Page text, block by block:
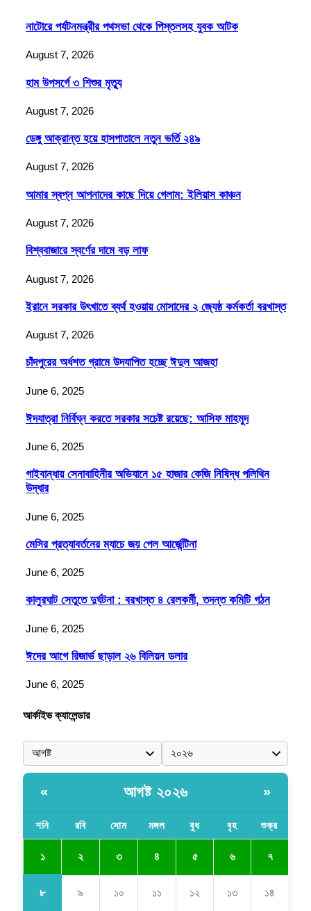
নাটোরে পর্যটনমন্ত্রীর পথসভা থেকে পিস্তলসহ যুবক আটক
August 7, 2026
হাম উপসর্গে ৩ শিশুর মৃত্যু
August 7, 2026
ডেঙ্গু আক্রান্ত হয়ে হাসপাতালে নতুন ভর্তি ২৪৯
August 7, 2026
আমার স্বপ্ন আপনাদের কাছে দিয়ে গেলাম: ইলিয়াস কাঞ্চন
August 7, 2026
বিশ্ববাজারে স্বর্ণের দামে বড় লাফ
August 7, 2026
ইরানে সরকার উৎখাতে ব্যর্থ হওয়ায় মোসাদের ২ জ্যেষ্ঠ কর্মকর্তা বরখাস্ত
August 7, 2026
চাঁদপুরের অর্ধশত গ্রামে উদযাপিত হচ্ছে ঈদুল আজহা
June 6, 2025
ঈদযাত্রা নির্বিঘ্ন করতে সরকার সচেষ্ট রয়েছে: আসিফ মাহমুদ
June 6, 2025
গাইবান্ধায় সেনাবাহিনীর অভিযানে ১৫ হাজার কেজি নিষিদ্ধ পলিথিন
উদ্ধার
June 6, 2025
মেসির প্রত্যাবর্তনের ম্যাচে জয় পেল আর্জেন্টিনা
June 6, 2025
কালুরঘাট সেতুতে দুর্ঘটনা : বরখাস্ত ৪ রেলকর্মী, তদন্ত কমিটি গঠন
June 6, 2025
ঈদের আগে রিজার্ভ ছাড়াল ২৬ বিলিয়ন ডলার
June 6, 2025
আর্কাইভ ক্যালেন্ডার
« আগষ্ট ২০২৬ »
শনি রবি সোম মঙ্গল বুধ বৃহ শুক্র
১ ২ ৩ ৪ ৫ ৬ ৭
৮ ৯ ১০ ১১ ১২ ১৩ ১৪